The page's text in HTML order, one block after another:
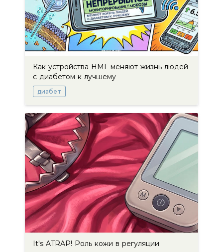
Как устройства НМГ меняют жизнь людей
с диабетом к лучшему
диабет
It's ATRAP! Роль кожи в регуляции